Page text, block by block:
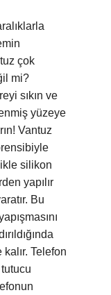
çok
mi?
sıkın ve
yüzeye
Vantuz
silikon
yapılır
Bu
kalır. Telefon
tutucu